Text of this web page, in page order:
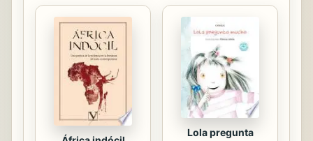
alimentos de origen vegetal
contienen alto porcentaje de
lectinas. Consumir lectinas afecta al
organismo, y el cuerpo se enferma.
En este libro se presenta también el
Programa Plant Paradox, que es un
plan práctico de alimentación que...
Lola pregunta